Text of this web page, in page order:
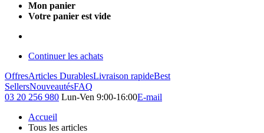
Mon panier
Votre panier est vide
Continuer les achats
OffresArticles DurablesLivraison rapideBest
SellersNouveautésFAQ
03 20 256 980 Lun-Ven 9:00-16:00E-mail
Accueil
Tous les articles